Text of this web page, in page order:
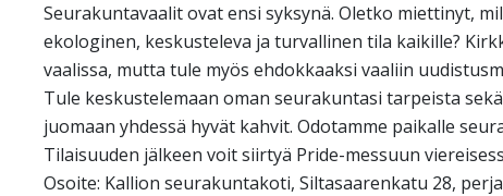
Seurakuntavaalit ovat ensi syksynä. Oletko miettinyt,
ekologinen, keskusteleva ja turvallinen tila kaikille?
vaalissa, mutta tule myös ehdokkaaksi vaaliin
Tule keskustelemaan oman seurakuntasi tarpeista
juomaan yhdessä hyvät kahvit. Odotamme paikalle
Tilaisuuden jälkeen voit siirtyä Pride-messuun
Osoite: Kallion seurakuntakoti, Siltasaarenkatu 28,